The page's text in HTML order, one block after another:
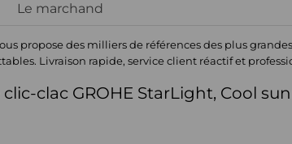
Le marchand
propose des milliers de références des plus
Livraison rapide, service client réactif et
clac GROHE StarLight, Cool